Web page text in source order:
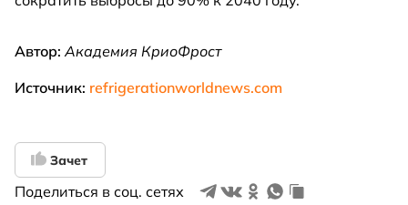
Автор: Академия КриоФрост
Источник: refrigerationworldnews.com
Зачет
Поделиться в соц. сетях